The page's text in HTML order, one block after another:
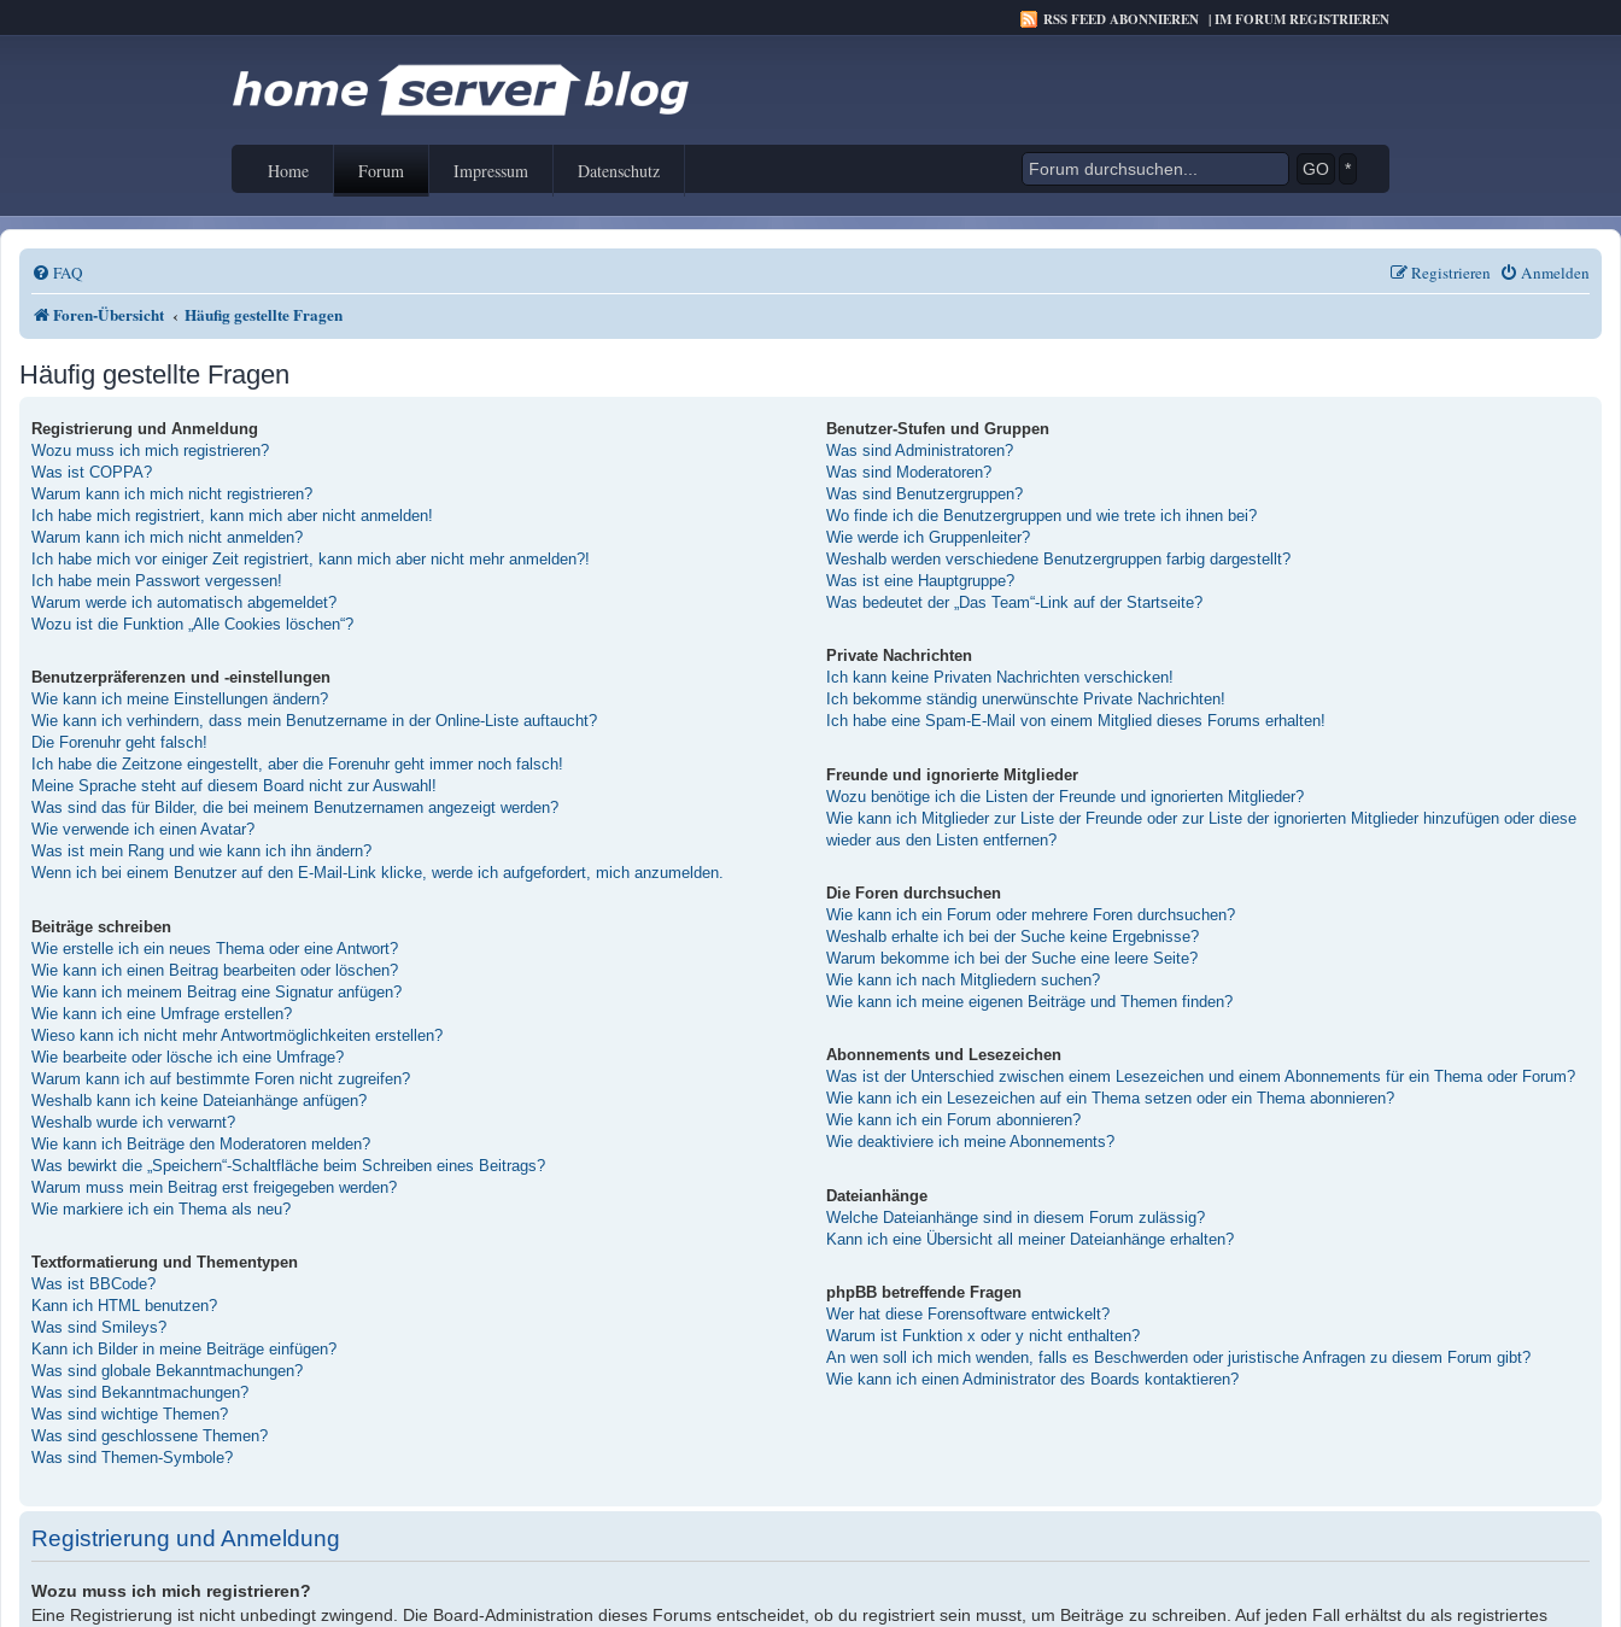
RSS FEED ABONNIEREN |IM FORUM REGISTRIEREN
Home Forum Impressum Datenschutz *
FAQ Anmelden
Registrieren
Foren-Übersicht Häufig gestellte Fragen
Häufig gestellte Fragen
Registrierung und Anmeldung
Wozu muss ich mich registrieren?
Was ist COPPA?
Warum kann ich mich nicht registrieren?
Ich habe mich registriert, kann mich aber nicht anmelden!
Warum kann ich mich nicht anmelden?
Ich habe mich vor einiger Zeit registriert, kann mich aber nicht mehr anmelden?!
Ich habe mein Passwort vergessen!
Warum werde ich automatisch abgemeldet?
Wozu ist die Funktion „Alle Cookies löschen“?
Benutzerpräferenzen und -einstellungen
Wie kann ich meine Einstellungen ändern?
Wie kann ich verhindern, dass mein Benutzername in der Online-Liste auftaucht?
Die Forenuhr geht falsch!
Ich habe die Zeitzone eingestellt, aber die Forenuhr geht immer noch falsch!
Meine Sprache steht auf diesem Board nicht zur Auswahl!
Was sind das für Bilder, die bei meinem Benutzernamen angezeigt werden?
Wie verwende ich einen Avatar?
Was ist mein Rang und wie kann ich ihn ändern?
Wenn ich bei einem Benutzer auf den E-Mail-Link klicke, werde ich aufgefordert, mich anzumelden.
Beiträge schreiben
Wie erstelle ich ein neues Thema oder eine Antwort?
Wie kann ich einen Beitrag bearbeiten oder löschen?
Wie kann ich meinem Beitrag eine Signatur anfügen?
Wie kann ich eine Umfrage erstellen?
Wieso kann ich nicht mehr Antwortmöglichkeiten erstellen?
Wie bearbeite oder lösche ich eine Umfrage?
Warum kann ich auf bestimmte Foren nicht zugreifen?
Weshalb kann ich keine Dateianhänge anfügen?
Weshalb wurde ich verwarnt?
Wie kann ich Beiträge den Moderatoren melden?
Was bewirkt die „Speichern“-Schaltfläche beim Schreiben eines Beitrags?
Warum muss mein Beitrag erst freigegeben werden?
Wie markiere ich ein Thema als neu?
Textformatierung und Thementypen
Was ist BBCode?
Kann ich HTML benutzen?
Was sind Smileys?
Kann ich Bilder in meine Beiträge einfügen?
Was sind globale Bekanntmachungen?
Was sind Bekanntmachungen?
Was sind wichtige Themen?
Was sind geschlossene Themen?
Was sind Themen-Symbole?
Benutzer-Stufen und Gruppen
Was sind Administratoren?
Was sind Moderatoren?
Was sind Benutzergruppen?
Wo finde ich die Benutzergruppen und wie trete ich ihnen bei?
Wie werde ich Gruppenleiter?
Weshalb werden verschiedene Benutzergruppen farbig dargestellt?
Was ist eine Hauptgruppe?
Was bedeutet der „Das Team“-Link auf der Startseite?
Private Nachrichten
Ich kann keine Privaten Nachrichten verschicken!
Ich bekomme ständig unerwünschte Private Nachrichten!
Ich habe eine Spam-E-Mail von einem Mitglied dieses Forums erhalten!
Freunde und ignorierte Mitglieder
Wozu benötige ich die Listen der Freunde und ignorierten Mitglieder?
Wie kann ich Mitglieder zur Liste der Freunde oder zur Liste der ignorierten Mitglieder hinzufügen oder diese
wieder aus den Listen entfernen?
Die Foren durchsuchen
Wie kann ich ein Forum oder mehrere Foren durchsuchen?
Weshalb erhalte ich bei der Suche keine Ergebnisse?
Warum bekomme ich bei der Suche eine leere Seite?
Wie kann ich nach Mitgliedern suchen?
Wie kann ich meine eigenen Beiträge und Themen finden?
Abonnements und Lesezeichen
Was ist der Unterschied zwischen einem Lesezeichen und einem Abonnements für ein Thema oder Forum?
Wie kann ich ein Lesezeichen auf ein Thema setzen oder ein Thema abonnieren?
Wie kann ich ein Forum abonnieren?
Wie deaktiviere ich meine Abonnements?
Dateianhänge
Welche Dateianhänge sind in diesem Forum zulässig?
Kann ich eine Übersicht all meiner Dateianhänge erhalten?
phpBB betreffende Fragen
Wer hat diese Forensoftware entwickelt?
Warum ist Funktion x oder y nicht enthalten?
An wen soll ich mich wenden, falls es Beschwerden oder juristische Anfragen zu diesem Forum gibt?
Wie kann ich einen Administrator des Boards kontaktieren?
Registrierung und Anmeldung
Wozu muss ich mich registrieren?
Eine Registrierung ist nicht unbedingt zwingend. Die Board-Administration dieses Forums entscheidet, ob du registriert sein musst, um Beiträge zu schreiben. Auf jeden Fall erhältst du als registriertes